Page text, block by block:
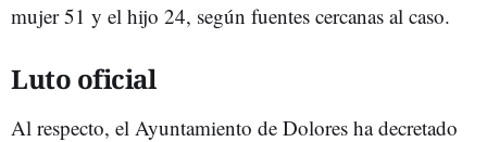
mujer 51 y el hijo 24, según fuentes cercanas al caso.
Luto oficial
Al respecto, el Ayuntamiento de Dolores ha decretado